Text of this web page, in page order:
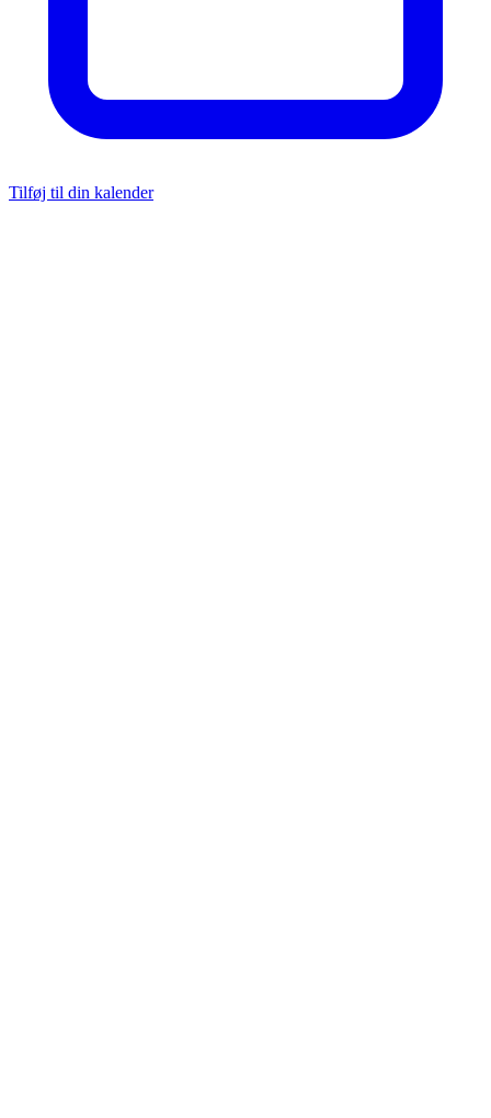
Tilføj til din kalender